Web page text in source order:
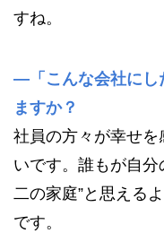
すね。
— 「こんな会社に
ますか？
社員の方々が幸せ
いです。誰もが自
二の家庭”と思える
です。